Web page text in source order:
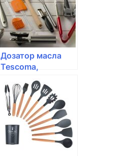
Дозатор масла
Tescoma,
GrandCHEF 0.5 л